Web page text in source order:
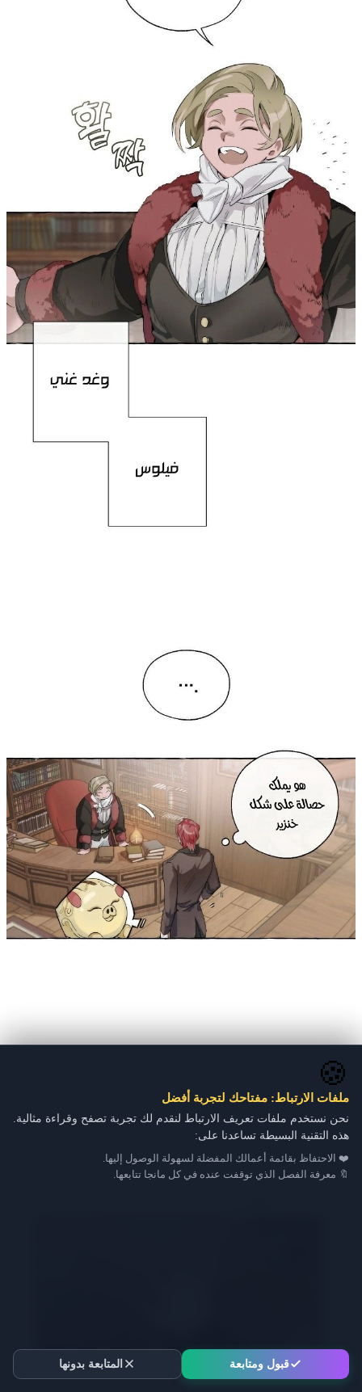
🍪
ملفات الارتباط: مفتاحك لتجربة أفضل
نحن نستخدم ملفات تعريف الارتباط لنقدم لك تجربة تصفح وقراءة مثالية.
هذه التقنية البسيطة تساعدنا على:
❤️ الاحتفاظ بقائمة أعمالك المفضلة لسهولة الوصول إليها.
🔖 معرفة الفصل الذي توقفت عنده في كل مانجا تتابعها.
قبول ومتابعة المتابعة بدونها